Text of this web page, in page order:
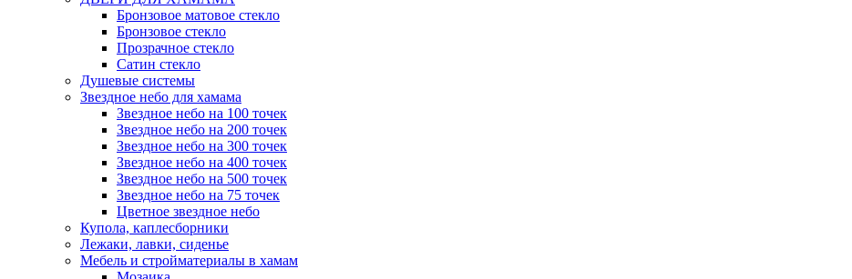
Бронзовое матовое стекло
Бронзовое стекло
Прозрачное стекло
Сатин стекло
Душевые системы
Звездное небо для хамама
Звездное небо на 100 точек
Звездное небо на 200 точек
Звездное небо на 300 точек
Звездное небо на 400 точек
Звездное небо на 500 точек
Звездное небо на 75 точек
Цветное звездное небо
Купола, каплесборники
Лежаки, лавки, сиденье
Мебель и стройматериалы в хамам